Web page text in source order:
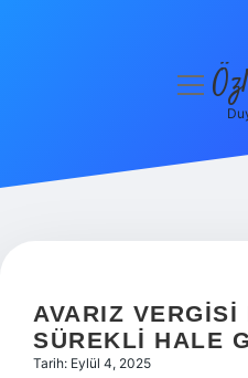
Hakkımızda
menüyü
AVARIZ
SÜREKLI HALE
Tarih: Eylül 4, 2025